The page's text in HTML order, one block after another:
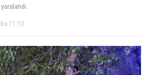
11:10